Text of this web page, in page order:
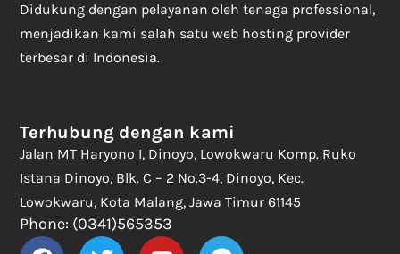
Didukung dengan pelayanan oleh tenaga professional,
menjadikan kami salah satu web hosting provider
terbesar di Indonesia.
Terhubung dengan kami
Jalan MT Haryono I, Dinoyo, Lowokwaru Komp. Ruko
Istana Dinoyo, Blk. C – 2 No.3-4, Dinoyo, Kec.
Lowokwaru, Kota Malang, Jawa Timur 61145
Phone: (0341)565353